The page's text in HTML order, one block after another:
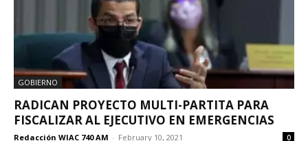
GOBIERNO
RADICAN PROYECTO MULTI-PARTITA PARA
FISCALIZAR AL EJECUTIVO EN EMERGENCIAS
Redacción WIAC 740 AM - February 10, 2021 0